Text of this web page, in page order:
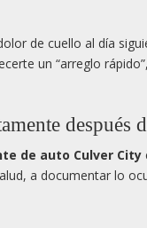
de cuello al día
un “arreglo
de auto Culver City
a documentar lo